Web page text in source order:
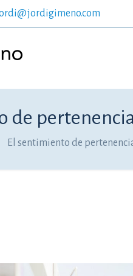
de
El sentimiento de